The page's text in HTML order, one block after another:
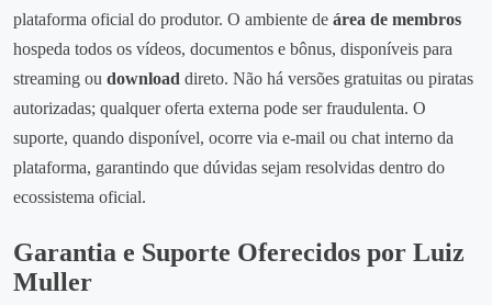
plataforma oficial do produtor. O ambiente de área de membros
hospeda todos os vídeos, documentos e bônus, disponíveis para
streaming ou download direto. Não há versões gratuitas ou piratas
autorizadas; qualquer oferta externa pode ser fraudulenta. O
suporte, quando disponível, ocorre via e‑mail ou chat interno da
plataforma, garantindo que dúvidas sejam resolvidas dentro do
ecossistema oficial.
Garantia e Suporte Oferecidos por Luiz
Muller